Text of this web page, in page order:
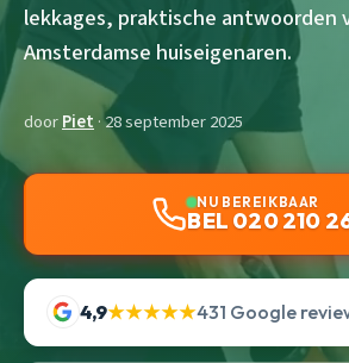
lekkages, praktische antwoorden
Amsterdamse huiseigenaren.
doorPiet · 28 september 2025
NU BEREIKBAAR
BEL 020 210
4,9★★★★★431 Google